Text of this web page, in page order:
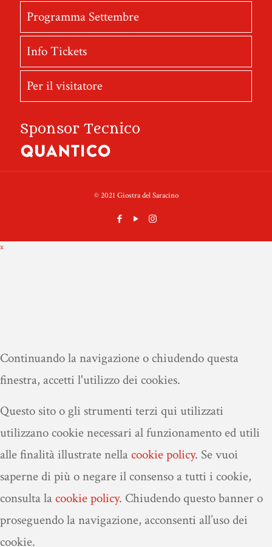
Programma Settembre
Info Tickets
Per il visitatore
Sponsor Tecnico
© 2021 Giostra del Saracino
x
Continuando la navigazione o chiudendo questa
finestra, accetti l'utilizzo dei cookies.
Questo sito o gli strumenti terzi qui utilizzati
utilizzano cookie necessari al funzionamento ed utili
alle finalità illustrate nellacookie policy. Se vuoi
saperne di più o negare il consenso a tutti i cookie,
consulta lacookie policy. Chiudendo questo banner o
proseguendo la navigazione, acconsenti all’uso dei
cookie.